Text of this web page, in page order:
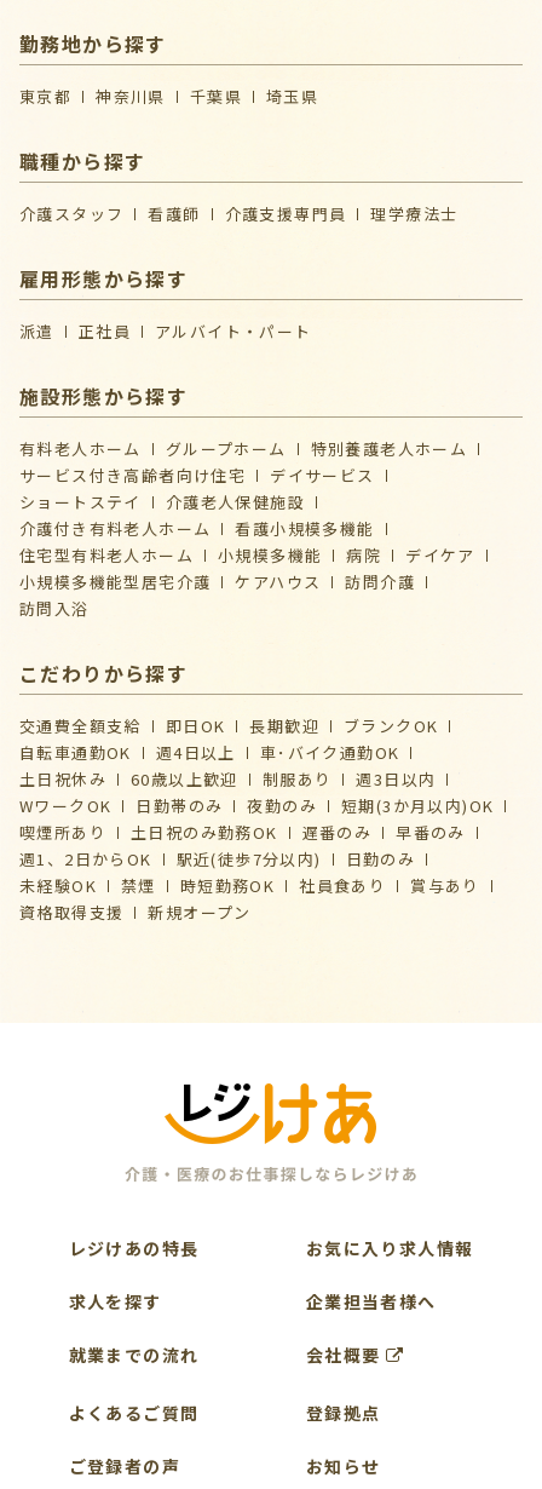
勤務地から探す
東京都 神奈川県 千葉県 埼玉県
職種から探す
介護スタッフ 看護師 介護支援専門員 理学療法士
雇用形態から探す
派遣 正社員 アルバイト・パート
施設形態から探す
有料老人ホーム グループホーム
特別養護老人ホーム
サービス付き高齢者向け住宅
デイサービス
ショートステイ
介護⽼⼈保健施設
介護付き有料老人ホーム
看護小規模多機能
住宅型有料老人ホーム
小規模多機能 病院
デイケア
⼩規模多機能型居宅介護
ケアハウス
訪問介護
訪問入浴
こだわりから探す
交通費全額支給 即日OK 長期歓迎
ブランクOK
自転車通勤OK
週4日以上
車･バイク通勤OK
土日祝休み
60歳以上歓迎 制服あり
週3日以内
WワークOK
日勤帯のみ 夜勤のみ
短期(3か月以内)OK
喫煙所あり
土日祝のみ勤務OK 遅番のみ
早番のみ
週1、2日からOK
駅近(徒歩7分以内)
日勤のみ
未経験OK
禁煙 時短勤務OK 社員食あり
賞与あり
資格取得支援
新規オープン
レジけあの特長
求人を探す
就業までの流れ
よくあるご質問
ご登録者の声
お気に入り求人情報
企業担当者様へ
会社概要
登録拠点
お知らせ